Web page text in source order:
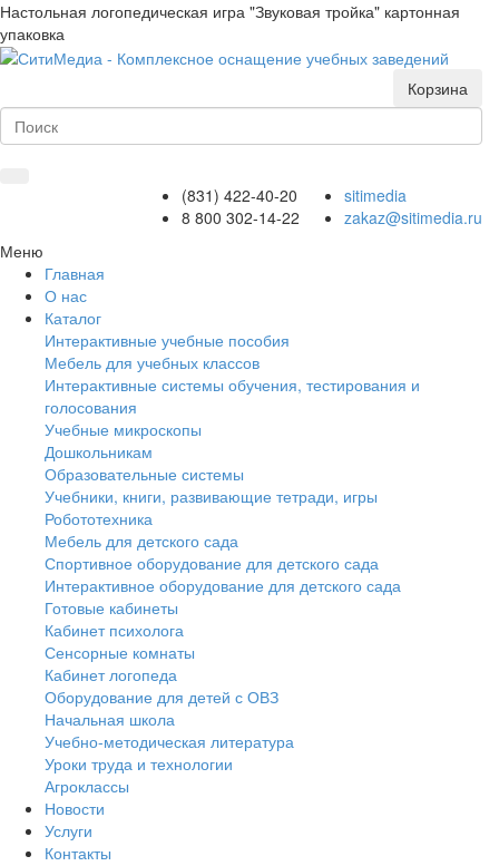
Настольная логопедическая игра "Звуковая тройка" картонная
упаковка
Корзина
sitimedia
zakaz@sitimedia.ru
(831) 422-40-20
8 800 302-14-22
Меню
Главная
О нас
Каталог
Интерактивные учебные пособия
Мебель для учебных классов
Интерактивные системы обучения, тестирования и
голосования
Учебные микроскопы
Дошкольникам
Образовательные системы
Учебники, книги, развивающие тетради, игры
Робототехника
Мебель для детского сада
Спортивное оборудование для детского сада
Интерактивное оборудование для детского сада
Готовые кабинеты
Кабинет психолога
Сенсорные комнаты
Кабинет логопеда
Оборудование для детей с ОВЗ
Начальная школа
Учебно-методическая литература
Уроки труда и технологии
Агроклассы
Новости
Услуги
Контакты